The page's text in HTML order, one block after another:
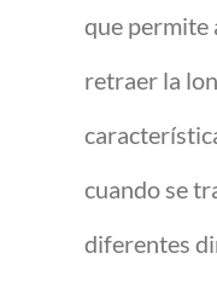
que permite
retraer la
cuando se
diferentes